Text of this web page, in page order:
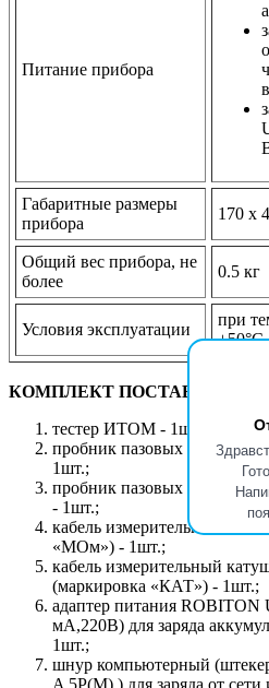
Питание прибора
Габаритные размеры
прибора
170 х
Общий вес прибора, не
более
0.5 кг
Условия эксплуатации
при
+50°С
КОМПЛЕКТ ПОСТАВКИ:
тестер ИТОМ - 1шт.;
пробник пазовых обмоток
1шт.;
пробник пазовых обмоток
- 1шт.;
кабель измерительный
«МОм») - 1шт.;
кабель измерительный
(маркировка «КАТ») - 1шт.;
адаптер питания ROBITON
мА,220B) для заряда
1шт.;
шнур компьютерный
A 5P(M) ) для заряда от